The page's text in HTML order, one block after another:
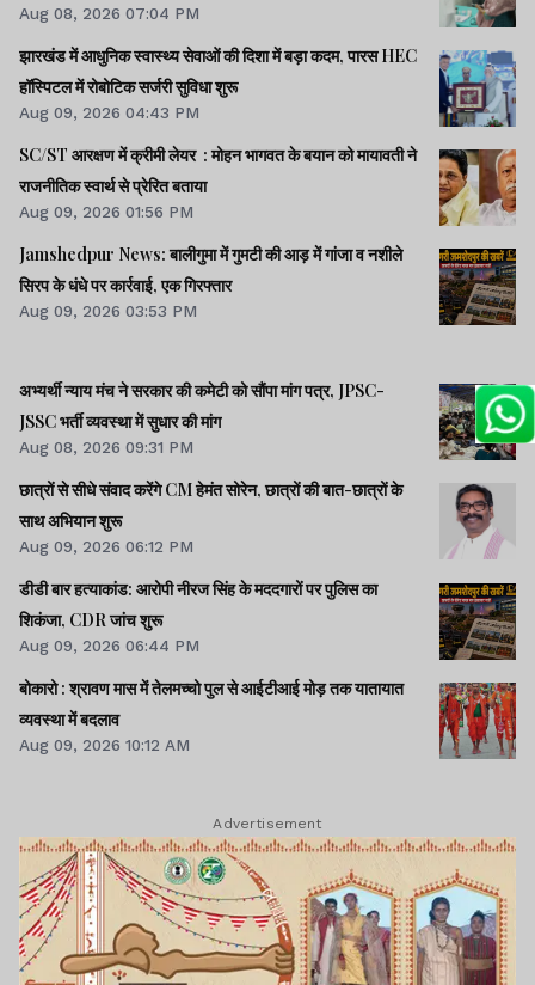
Aug 08, 2026 07:04 PM
झारखंड में आधुनिक स्वास्थ्य सेवाओं की दिशा में बड़ा कदम, पारस HEC
हॉस्पिटल में रोबोटिक सर्जरी सुविधा शुरू
Aug 09, 2026 04:43 PM
SC/ST आरक्षण में क्रीमी लेयर : मोहन भागवत के बयान को मायावती ने
राजनीतिक स्वार्थ से प्रेरित बताया
Aug 09, 2026 01:56 PM
Jamshedpur News: बालीगुमा में गुमटी की आड़ में गांजा व नशीले
सिरप के धंधे पर कार्रवाई, एक गिरफ्तार
Aug 09, 2026 03:53 PM
अभ्यर्थी न्याय मंच ने सरकार की कमेटी को सौंपा मांग पत्र, JPSC-
JSSC भर्ती व्यवस्था में सुधार की मांग
Aug 08, 2026 09:31 PM
छात्रों से सीधे संवाद करेंगे CM हेमंत सोरेन, छात्रों की बात-छात्रों के
साथ अभियान शुरू
Aug 09, 2026 06:12 PM
डीडी बार हत्याकांड: आरोपी नीरज सिंह के मददगारों पर पुलिस का
शिकंजा, CDR जांच शुरू
Aug 09, 2026 06:44 PM
बोकारो : श्रावण मास में तेलमच्चो पुल से आईटीआई मोड़ तक यातायात
व्यवस्था में बदलाव
Aug 09, 2026 10:12 AM
Advertisement